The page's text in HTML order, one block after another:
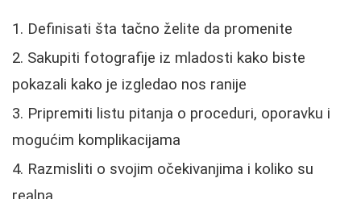
Definisati šta tačno želite da promenite
Sakupiti fotografije iz mladosti kako biste
pokazali kako je izgledao nos ranije
Pripremiti listu pitanja o proceduri, oporavku i
mogućim komplikacijama
Razmisliti o svojim očekivanjima i koliko su